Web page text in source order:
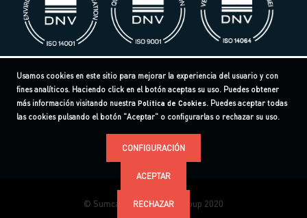
© Sumcab Specialcable Group 2020
Usamos cookies en este sitio para mejorar la experiencia del usuario y con
fines analíticos. Haciendo click en el botón aceptas su uso. Puedes obtener
más información visitando nuestra Política de Cookies. Puedes aceptar todas
las cookies pulsando el botón "Aceptar" o configurarlas o rechazar su uso.
CONFIGURACIÓN
ACEPTAR
RECHAZAR